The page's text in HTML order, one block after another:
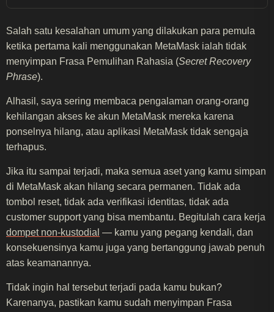
Salah satu kesalahan umum yang dilakukan para pemula
ketika pertama kali menggunakan MetaMask ialah tidak
menyimpan Frasa Pemulihan Rahasia (Secret Recovery
Phrase).
Alhasil, saya sering membaca pengalaman orang-orang
kehilangan akses ke akun MetaMask mereka karena
ponselnya hilang, atau aplikasi MetaMask tidak sengaja
terhapus.
Jika itu sampai terjadi, maka semua aset yang kamu simpan
di MetaMask akan hilang secara permanen. Tidak ada
tombol reset, tidak ada verifikasi identitas, tidak ada
customer support yang bisa membantu. Begitulah cara kerja
dompet non-kustodial — kamu yang pegang kendali, dan
konsekuensinya kamu juga yang bertanggung jawab penuh
atas keamanannya.
Tidak ingin hal tersebut terjadi pada kamu bukan?
Karenanya, pastikan kamu sudah menyimpan Frasa